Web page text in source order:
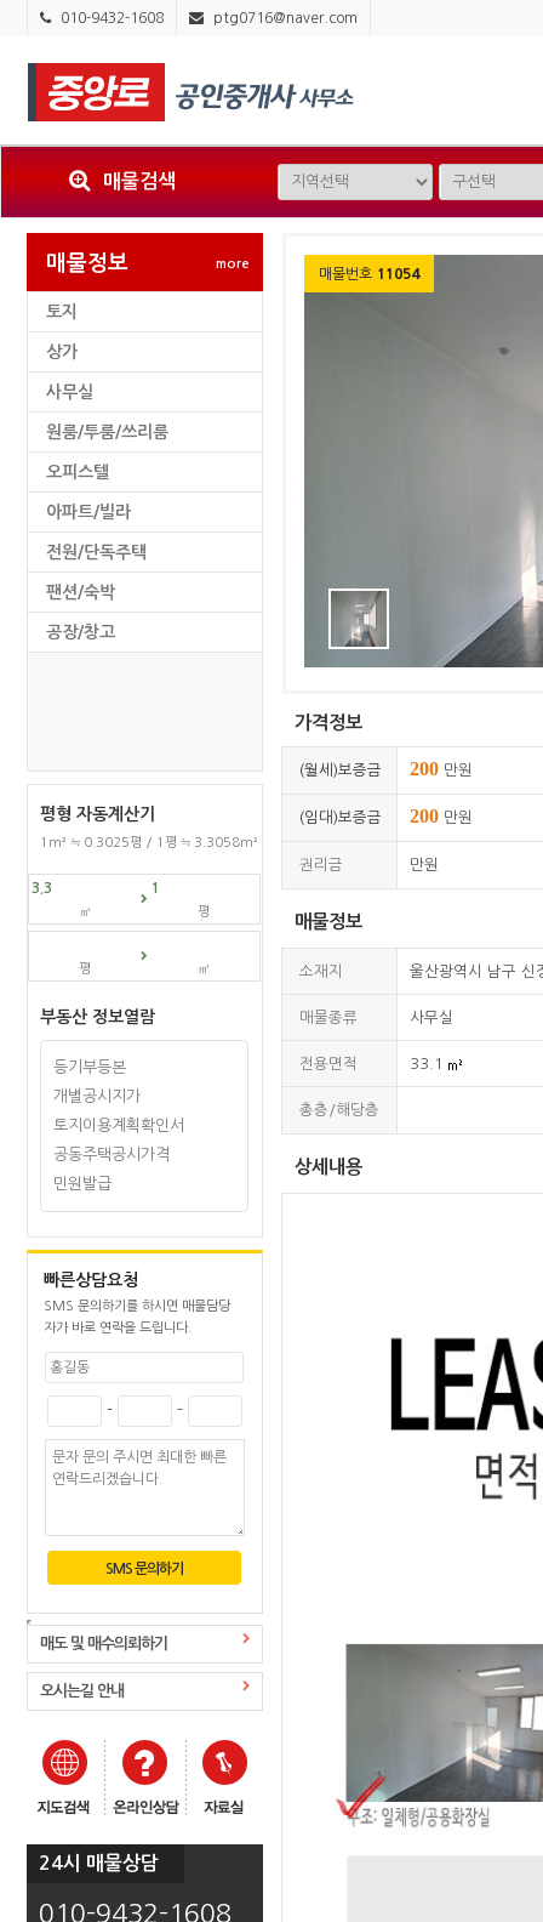
010-9432-1608 ptg0716@naver.com
매물검색
매물정보 more
토지
상가
사무실
원룸/투룸/쓰리룸
오피스텔
아파트/빌라
전원/단독주택
팬션/숙박
공장/창고
평형 자동계산기
1m² ≒ 0.3025평 / 1평 ≒ 3.3058m²
㎡ 평
평 ㎡
부동산 정보열람
등기부등본
개별공시지가
토지이용계획확인서
공동주택공시가격
민원발급
빠른상담요청
SMS 문의하기를 하시면 매물담당
자가 바로 연락을 드립니다.
- -
SMS 문의하기
매도 및 매수의뢰하기
오시는길 안내
24시 매물상담
010-9432-1608
매물번호 11054
가격정보
(월세)보증금 200 만원
(임대)보증금 200 만원
권리금 만원
매물정보
소재지 울산광역시 남구 신
매물종류 사무실
전용면적 33.1
총층/해당층
상세내용